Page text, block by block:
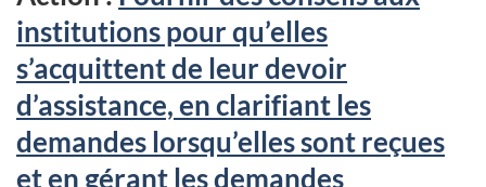
institutions pour qu’elles
s’acquittent de leur devoir
d’assistance, en clarifiant les
demandes lorsqu’elles sont reçues
et en gérant les demandes